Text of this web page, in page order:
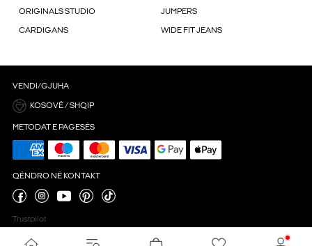
ORIGINALS STUDIO JUMPERS
CARDIGANS WIDE FIT JEANS
VENDI/GJUHA
KOSOVË / SHQIP
METODAT E PAGESËS
QËNDRO NË KONTAKT
Trustpilot